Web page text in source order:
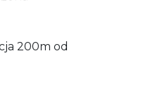
200m od